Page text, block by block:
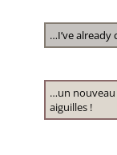
…I’ve already
…un
aiguilles !